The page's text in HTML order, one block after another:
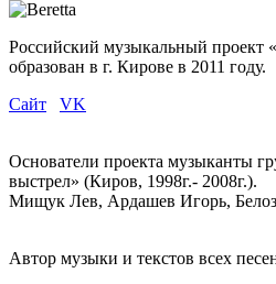
Российский музыкальный проект
образован в г. Кирове в 2011 году.
Сайт
VK
Основатели проекта музыканты
выстрел» (Киров, 1998г.- 2008г.).
Мищук Лев, Ардашев Игорь,
Автор музыки и текстов всех